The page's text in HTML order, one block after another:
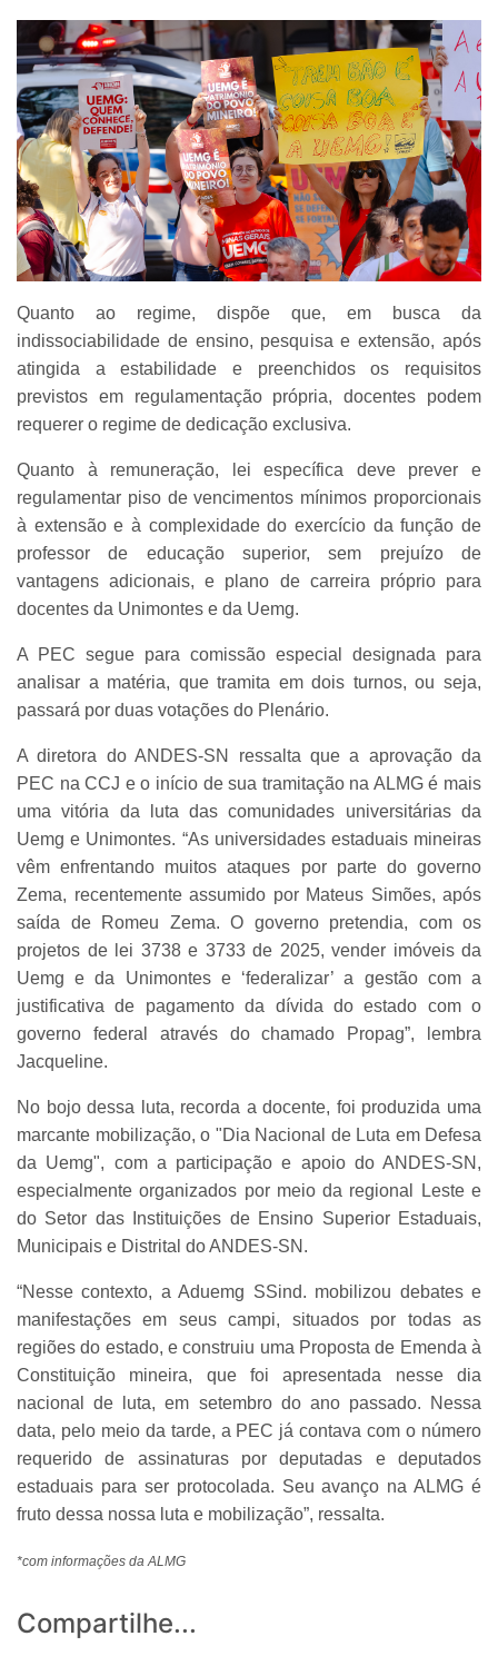
Quanto ao regime, dispõe que, em busca da
indissociabilidade de ensino, pesquisa e extensão, após
atingida a estabilidade e preenchidos os requisitos
previstos em regulamentação própria, docentes podem
requerer o regime de dedicação exclusiva.
Quanto à remuneração, lei específica deve prever e
regulamentar piso de vencimentos mínimos proporcionais
à extensão e à complexidade do exercício da função de
professor de educação superior, sem prejuízo de
vantagens adicionais, e plano de carreira próprio para
docentes da Unimontes e da Uemg.
A PEC segue para comissão especial designada para
analisar a matéria, que tramita em dois turnos, ou seja,
passará por duas votações do Plenário.
A diretora do ANDES-SN ressalta que a aprovação da
PEC na CCJ e o início de sua tramitação na ALMG é mais
uma vitória da luta das comunidades universitárias da
Uemg e Unimontes. “As universidades estaduais mineiras
vêm enfrentando muitos ataques por parte do governo
Zema, recentemente assumido por Mateus Simões, após
saída de Romeu Zema. O governo pretendia, com os
projetos de lei 3738 e 3733 de 2025, vender imóveis da
Uemg e da Unimontes e ‘federalizar’ a gestão com a
justificativa de pagamento da dívida do estado com o
governo federal através do chamado Propag”, lembra
Jacqueline.
No bojo dessa luta, recorda a docente, foi produzida uma
marcante mobilização, o "Dia Nacional de Luta em Defesa
da Uemg", com a participação e apoio do ANDES-SN,
especialmente organizados por meio da regional Leste e
do Setor das Instituições de Ensino Superior Estaduais,
Municipais e Distrital do ANDES-SN.
“Nesse contexto, a Aduemg SSind. mobilizou debates e
manifestações em seus campi, situados por todas as
regiões do estado, e construiu uma Proposta de Emenda à
Constituição mineira, que foi apresentada nesse dia
nacional de luta, em setembro do ano passado. Nessa
data, pelo meio da tarde, a PEC já contava com o número
requerido de assinaturas por deputadas e deputados
estaduais para ser protocolada. Seu avanço na ALMG é
fruto dessa nossa luta e mobilização”, ressalta.
*com informações da ALMG
Compartilhe...